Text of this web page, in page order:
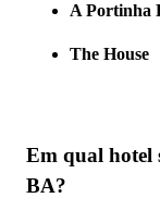
A Portinha
The House
Em qual hotel
BA?